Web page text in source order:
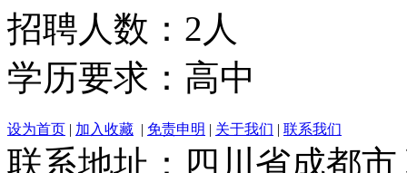
招聘人数：2人
学历要求：高中
设为首页 | 加入收藏 | 免责申明 | 关于我们 | 联系我们
联系地址：四川省成都市